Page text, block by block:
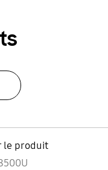
le produit